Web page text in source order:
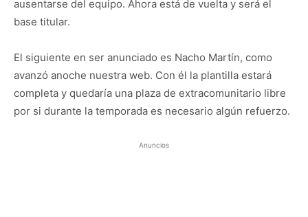
ausentarse del equipo. Ahora está de vuelta y será el
base titular.
El siguiente en ser anunciado es Nacho Martín, como
avanzó anoche nuestra web. Con él la plantilla estará
completa y quedaría una plaza de extracomunitario libre
por si durante la temporada es necesario algún refuerzo.
Anuncios